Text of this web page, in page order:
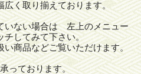
く取り揃えております。
いない場合は 左上のメニュー
チしてみて下さい。
商品などご覧いただけます。
っております。